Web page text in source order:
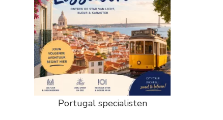
Portugal specialisten